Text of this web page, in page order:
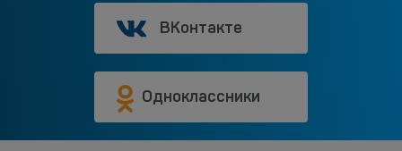
ВКонтакте
Одноклассники